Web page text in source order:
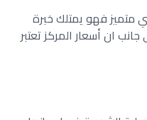
متميز فهو يمتلك خبرة
ان أسعار المركز تعتبر